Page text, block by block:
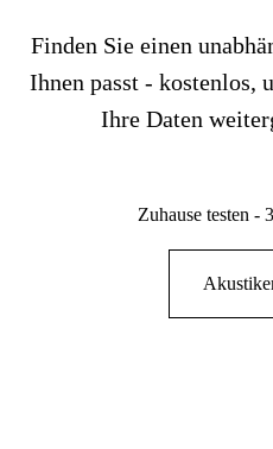
Finden Sie einen
Ihnen passt - kostenlos,
Ihre Daten
Zuhause testen -